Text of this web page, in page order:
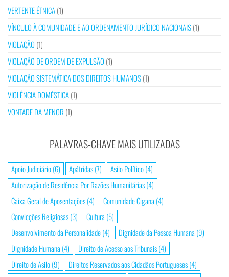
VERTENTE ÉTNICA(1)
VÍNCULO À COMUNIDADE E AO ORDENAMENTO JURÍDICO NACIONAIS(1)
VIOLAÇÃO (1)
VIOLAÇÃO DE ORDEM DE EXPULSÃO (1)
VIOLAÇÃO SISTEMÁTICA DOS DIREITOS HUMANOS(1)
VIOLÊNCIA DOMÉSTICA(1)
VONTADE DA MENOR (1)
PALAVRAS-CHAVE MAIS UTILIZADAS
Apoio Judiciário(6) Apátridas(7) Asilo Político(4)
Autorização de Residência Por Razões Humanitárias(4)
Caixa Geral de Aposentações(4) Comunidade Cigana (4)
Convicções Religiosas(3) Cultura (5)
Desenvolvimento da Personalidade(4) Dignidade da Pessoa Humana (9)
Dignidade Humana (4) Direito de Acesso aos Tribunais(4)
Direito de Asilo(9) Direitos Reservados aos Cidadãos Portugueses(4)